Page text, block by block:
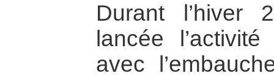
Durant l’hiver
lancée
avec